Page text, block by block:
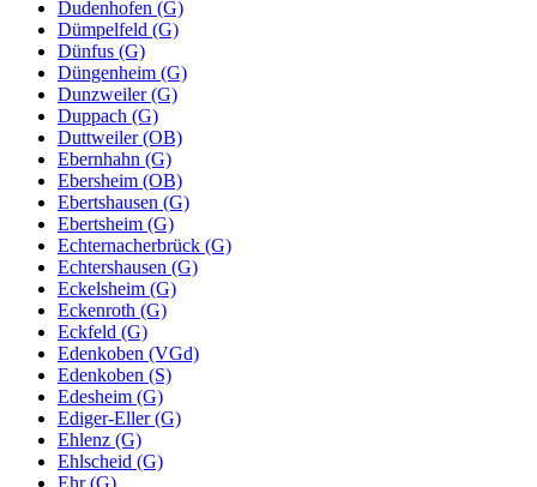
Dudenhofen (G)
Dümpelfeld (G)
Dünfus (G)
Düngenheim (G)
Dunzweiler (G)
Duppach (G)
Duttweiler (OB)
Ebernhahn (G)
Ebersheim (OB)
Ebertshausen (G)
Ebertsheim (G)
Echternacherbrück (G)
Echtershausen (G)
Eckelsheim (G)
Eckenroth (G)
Eckfeld (G)
Edenkoben (VGd)
Edenkoben (S)
Edesheim (G)
Ediger-Eller (G)
Ehlenz (G)
Ehlscheid (G)
Ehr (G)